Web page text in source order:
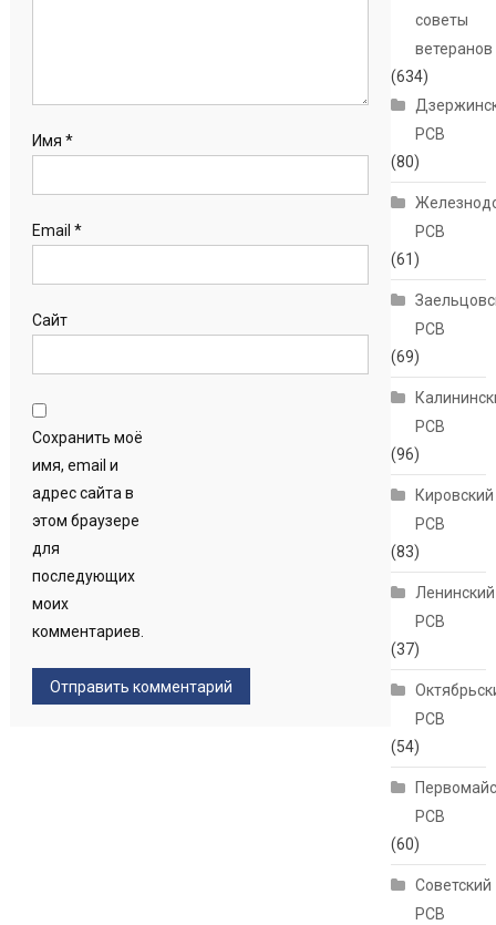
Имя *
Email *
Сайт
Сохранить моё
имя, email и
адрес сайта в
этом браузере
для
последующих
моих
комментариев.
советы
ветеранов
(634)
РСВ
(80)
РСВ
(61)
РСВ
(69)
РСВ
(96)
Кировский
РСВ
(83)
Ленинский
РСВ
(37)
РСВ
(54)
РСВ
(60)
Советский
РСВ